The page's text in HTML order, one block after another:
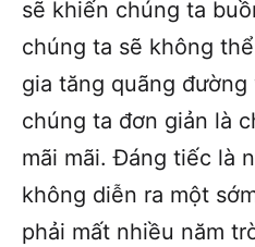
sẽ khiến chúng ta
chúng ta sẽ không
gia tăng quãng
chúng ta đơn giản là
mãi mãi. Đáng tiếc là
không diễn ra một
phải mất nhiều năm